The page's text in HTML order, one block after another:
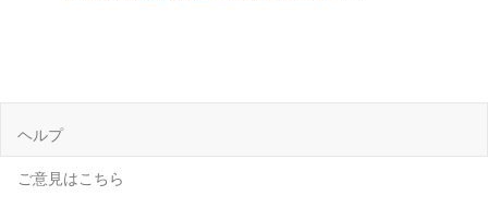
ヘルプ
ご意見はこちら